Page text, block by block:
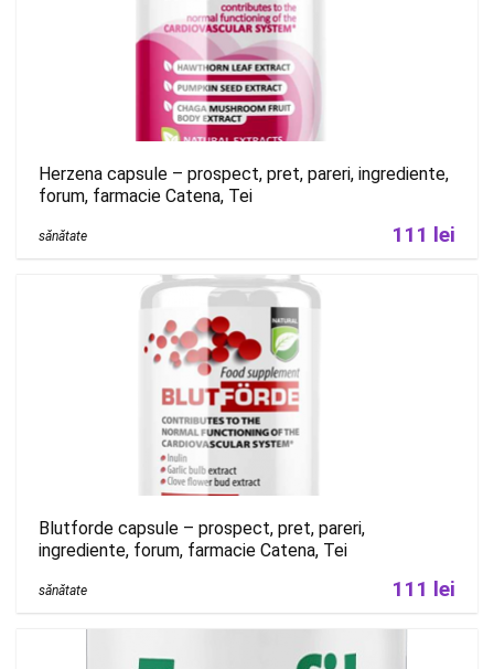
Herzena capsule – prospect, pret, pareri, ingrediente,
forum, farmacie Catena, Tei
sănătate 111 lei
Blutforde capsule – prospect, pret, pareri,
ingrediente, forum, farmacie Catena, Tei
sănătate 111 lei